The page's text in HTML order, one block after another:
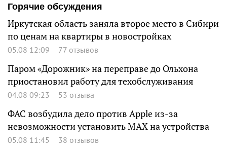
Горячие обсуждения
Иркутская область заняла второе место в Сибири
по ценам на квартиры в новостройках
05.08 12:09 77 отзывов
Паром «Дорожник» на переправе до Ольхона
приостановил работу для техобслуживания
04.08 09:23 53 отзыва
ФАС возбудила дело против Apple из-за
невозможности установить MAX на устройства
05.08 11:45 38 отзывов